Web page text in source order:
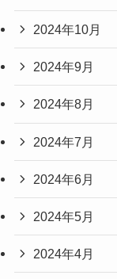
2024年10月
2024年9月
2024年8月
2024年7月
2024年6月
2024年5月
2024年4月